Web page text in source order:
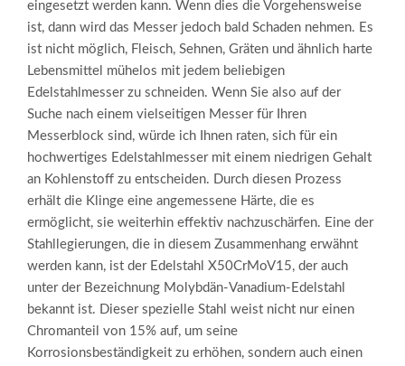
eingesetzt werden kann. Wenn dies die Vorgehensweise
ist, dann wird das Messer jedoch bald Schaden nehmen. Es
ist nicht möglich, Fleisch, Sehnen, Gräten und ähnlich harte
Lebensmittel mühelos mit jedem beliebigen
Edelstahlmesser zu schneiden. Wenn Sie also auf der
Suche nach einem vielseitigen Messer für Ihren
Messerblock sind, würde ich Ihnen raten, sich für ein
hochwertiges Edelstahlmesser mit einem niedrigen Gehalt
an Kohlenstoff zu entscheiden. Durch diesen Prozess
erhält die Klinge eine angemessene Härte, die es
ermöglicht, sie weiterhin effektiv nachzuschärfen. Eine der
Stahllegierungen, die in diesem Zusammenhang erwähnt
werden kann, ist der Edelstahl X50CrMoV15, der auch
unter der Bezeichnung Molybdän-Vanadium-Edelstahl
bekannt ist. Dieser spezielle Stahl weist nicht nur einen
Chromanteil von 15% auf, um seine
Korrosionsbeständigkeit zu erhöhen, sondern auch einen